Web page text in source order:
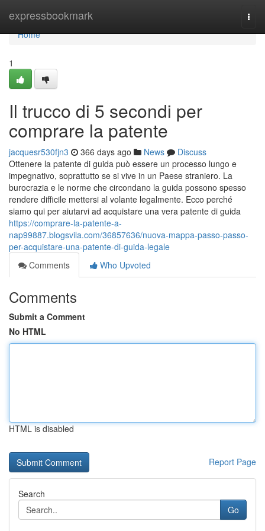
expressbookmark
Home
Home
1
Il trucco di 5 secondi per
comprare la patente
jacquesr530fjn3 366 days ago News
Discuss
Ottenere la patente di guida può essere un processo lungo e
impegnativo, soprattutto se si vive in un Paese straniero. La
burocrazia e le norme che circondano la guida possono spesso
rendere difficile mettersi al volante legalmente. Ecco perché
siamo qui per aiutarvi ad acquistare una vera patente di guida
https://comprare-la-patente-a-
nap99887.blogsvila.com/36857636/nuova-mappa-passo-passo-
per-acquistare-una-patente-di-guida-legale
Comments
Who Upvoted
Comments
Submit a Comment
No HTML
HTML is disabled
Report Page
Search
Go